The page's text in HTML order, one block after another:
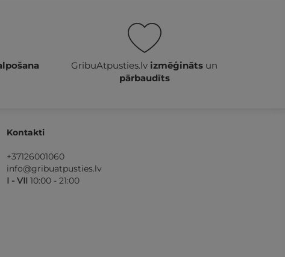
GribuAtpusties.lv izmēģināts un
pārbaudīts
Kontakti
+37126001060
info@gribuatpusties.lv
I - VII 10:00 - 21:00